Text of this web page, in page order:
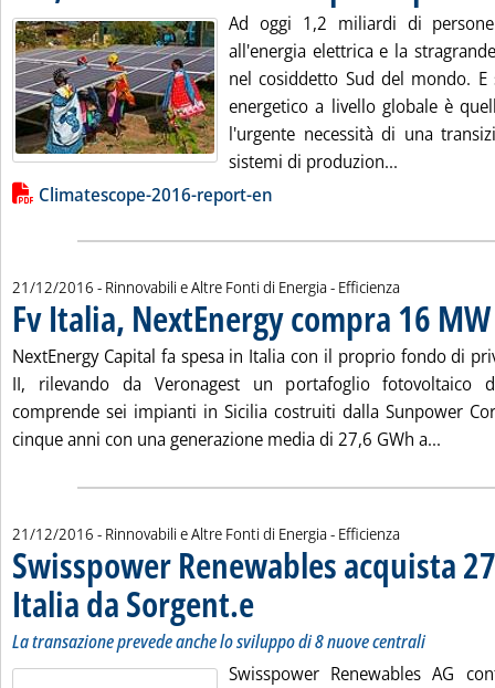
Ad oggi 1,2 miliardi di
all'energia elettrica e la
nel cosiddetto Sud del mondo.
energetico a livello globale è
l'urgente necessità di una
sistemi di produzion...
Lista allegati PDF alla notizia
Climatescope-2016-report-en
21/12/2016 - Rinnovabili e Altre Fonti di Energia - Efficienza
Fv Italia, NextEnergy compra 16 MW
NextEnergy Capital fa spesa in Italia con il proprio fondo di
II, rilevando da Veronagest un portafoglio fotovoltaico
comprende sei impianti in Sicilia costruiti dalla Sunpower
cinque anni con una generazione media di 27,6 GWh a...
21/12/2016 - Rinnovabili e Altre Fonti di Energia - Efficienza
Swisspower Renewables acquista
Italia da Sorgent.e . Sottotitolo: La transazione prevede anche
. Pubblicata mercoledì 21 dicembre 2016
La transazione prevede anche lo sviluppo di 8 nuove centrali
Swisspower Renewables AG